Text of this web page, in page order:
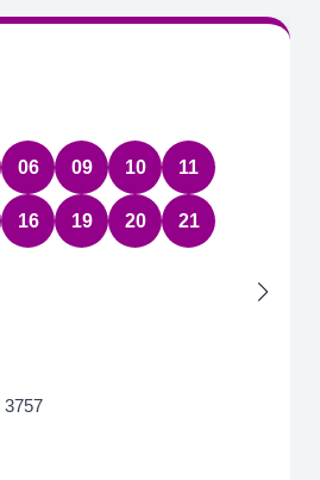
06 09 10 11
16 19 20 21
3757